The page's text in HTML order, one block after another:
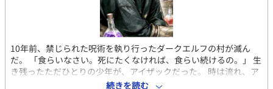
10年前、禁じられた呪術を執り行ったダークエルフの村が滅ん
だ。 「食らいなさい。死にたくなければ、食らい続けるの。」 生
き残ったただひとりの少年が、アイザックだった。 時は流れ、ア
イザックは魔王城へ向かう旅に出る。人間化してしまったこの体
続きを読む